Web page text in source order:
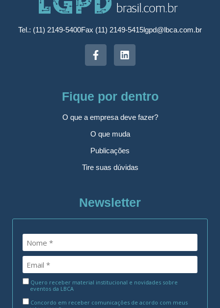
Tel.: (11) 2149-5400Fax (11) 2149-5415lgpd@lbca.com.br
Fique por dentro
O que a empresa deve fazer?
O que muda
Publicações
Tire suas dúvidas
Newsletter
Quero receber material institucional e novidades sobre
eventos da LBCA
Concordo em receber comunicações de acordo com meus